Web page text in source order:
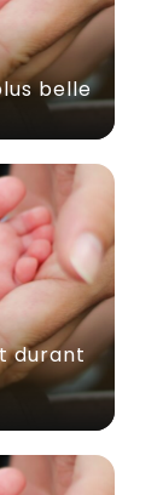
belle
durant